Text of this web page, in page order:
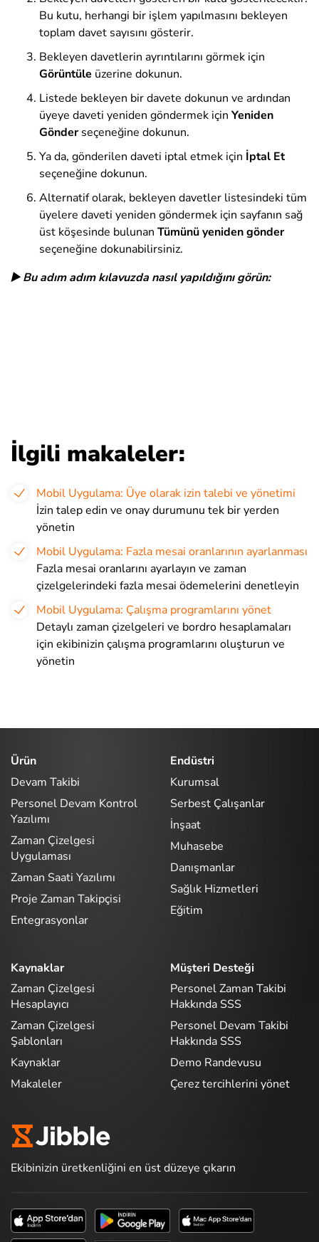
Bu kutu, herhangi bir işlem yapılmasını bekleyen
toplam davet sayısını gösterir.
Bekleyen davetlerin ayrıntılarını görmek için
Görüntüle üzerine dokunun.
Listede bekleyen bir davete dokunun ve ardından
üyeye daveti yeniden göndermek için Yeniden
Gönderseçeneğine dokunun.
Ya da, gönderilen daveti iptal etmek için İptal Et
seçeneğine dokunun.
Alternatif olarak, bekleyen davetler listesindeki tüm
üyelere daveti yeniden göndermek için sayfanın sağ
üst köşesinde bulunan Tümünü yeniden gönder
seçeneğine dokunabilirsiniz.
▶️ Bu adım adım kılavuzda nasıl yapıldığını görün:
İlgili makaleler:
Mobil Uygulama: Üye olarak izin talebi ve yönetimi
İzin talep edin ve onay durumunu tek bir yerden
yönetin
Mobil Uygulama: Fazla mesai oranlarının ayarlanması
Fazla mesai oranlarını ayarlayın ve zaman
çizelgelerindeki fazla mesai ödemelerini denetleyin
Mobil Uygulama: Çalışma programlarını yönet
Detaylı zaman çizelgeleri ve bordro hesaplamaları
için ekibinizin çalışma programlarını oluşturun ve
yönetin
Ürün
Devam Takibi
Personel Devam Kontrol
Yazılımı
Zaman Çizelgesi
Uygulaması
Zaman Saati Yazılımı
Proje Zaman Takipçisi
Entegrasyonlar
Endüstri
Kurumsal
Serbest Çalışanlar
İnşaat
Muhasebe
Danışmanlar
Sağlık Hizmetleri
Eğitim
Kaynaklar
Zaman Çizelgesi
Hesaplayıcı
Zaman Çizelgesi
Şablonları
Kaynaklar
Makaleler
Müşteri Desteği
Personel Zaman Takibi
Hakkında SSS
Personel Devam Takibi
Hakkında SSS
Demo Randevusu
Çerez tercihlerini yönet
Ekibinizin üretkenliğini en üst düzeye çıkarın